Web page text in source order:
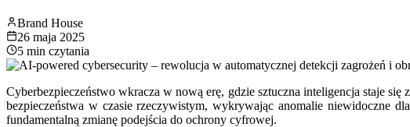
Brand House
26 maja 2025
5 min czytania
Cyberbezpieczeństwo wkracza w nową erę, gdzie sztuczna inteligencja staje
bezpieczeństwa w czasie rzeczywistym, wykrywając anomalie niewidoczne
fundamentalną zmianę podejścia do ochrony cyfrowej.